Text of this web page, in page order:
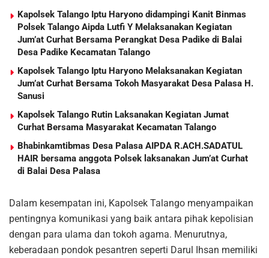
Kapolsek Talango Iptu Haryono didampingi Kanit Binmas
Polsek Talango Aipda Lutfi Y Melaksanakan Kegiatan
Jum’at Curhat Bersama Perangkat Desa Padike di Balai
Desa Padike Kecamatan Talango
Kapolsek Talango Iptu Haryono Melaksanakan Kegiatan
Jum’at Curhat Bersama Tokoh Masyarakat Desa Palasa H.
Sanusi
Kapolsek Talango Rutin Laksanakan Kegiatan Jumat
Curhat Bersama Masyarakat Kecamatan Talango
Bhabinkamtibmas Desa Palasa AIPDA R.ACH.SADATUL
HAIR bersama anggota Polsek laksanakan Jum’at Curhat
di Balai Desa Palasa
Dalam kesempatan ini, Kapolsek Talango menyampaikan
pentingnya komunikasi yang baik antara pihak kepolisian
dengan para ulama dan tokoh agama. Menurutnya,
keberadaan pondok pesantren seperti Darul Ihsan memiliki